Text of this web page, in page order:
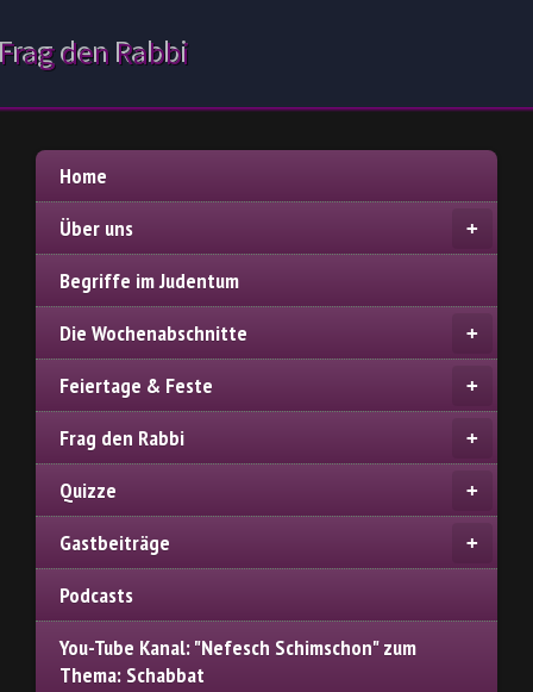
Frag den Rabbi
Home
Über uns
Begriffe im Judentum
Die Wochenabschnitte
Feiertage & Feste
Frag den Rabbi
Quizze
Gastbeiträge
Podcasts
You-Tube Kanal: "Nefesch Schimschon" zum
Thema: Schabbat